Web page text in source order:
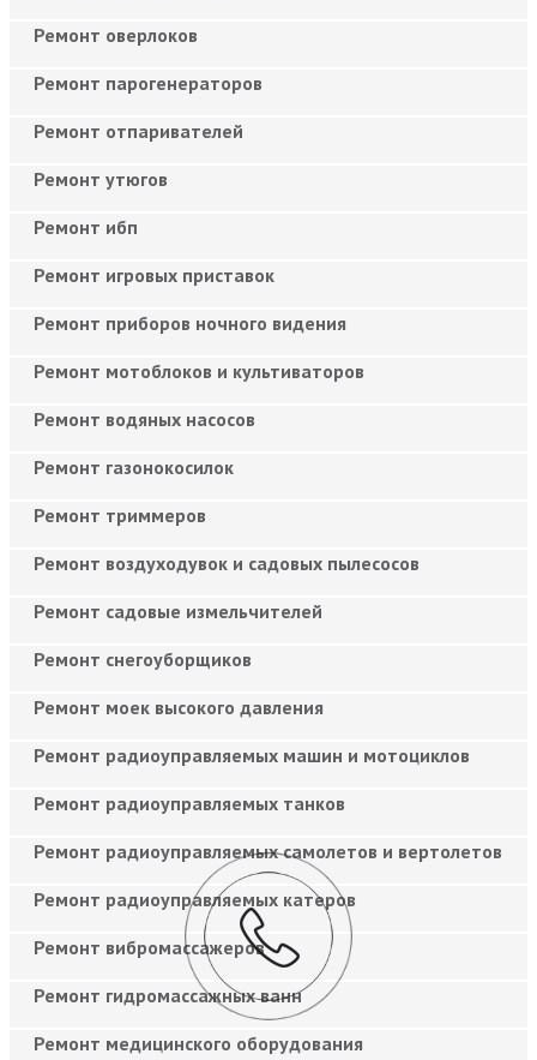
Ремонт оверлоков
Ремонт парогенераторов
Ремонт отпаривателей
Ремонт утюгов
Ремонт ибп
Ремонт игровых приставок
Ремонт приборов ночного видения
Ремонт мотоблоков и культиваторов
Ремонт водяных насосов
Ремонт газонокосилок
Ремонт триммеров
Ремонт воздуходувок и садовых пылесосов
Ремонт садовые измельчителей
Ремонт снегоуборщиков
Ремонт моек высокого давления
Ремонт радиоуправляемых машин и мотоциклов
Ремонт радиоуправляемых танков
Ремонт радиоуправляемых самолетов и вертолетов
Ремонт радиоуправляемых катеров
Ремонт вибромассажеров
Ремонт гидромассажных ванн
Ремонт медицинского оборудования